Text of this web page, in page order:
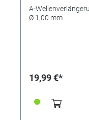
A-
Ø 1,00 mm
19,99 €*